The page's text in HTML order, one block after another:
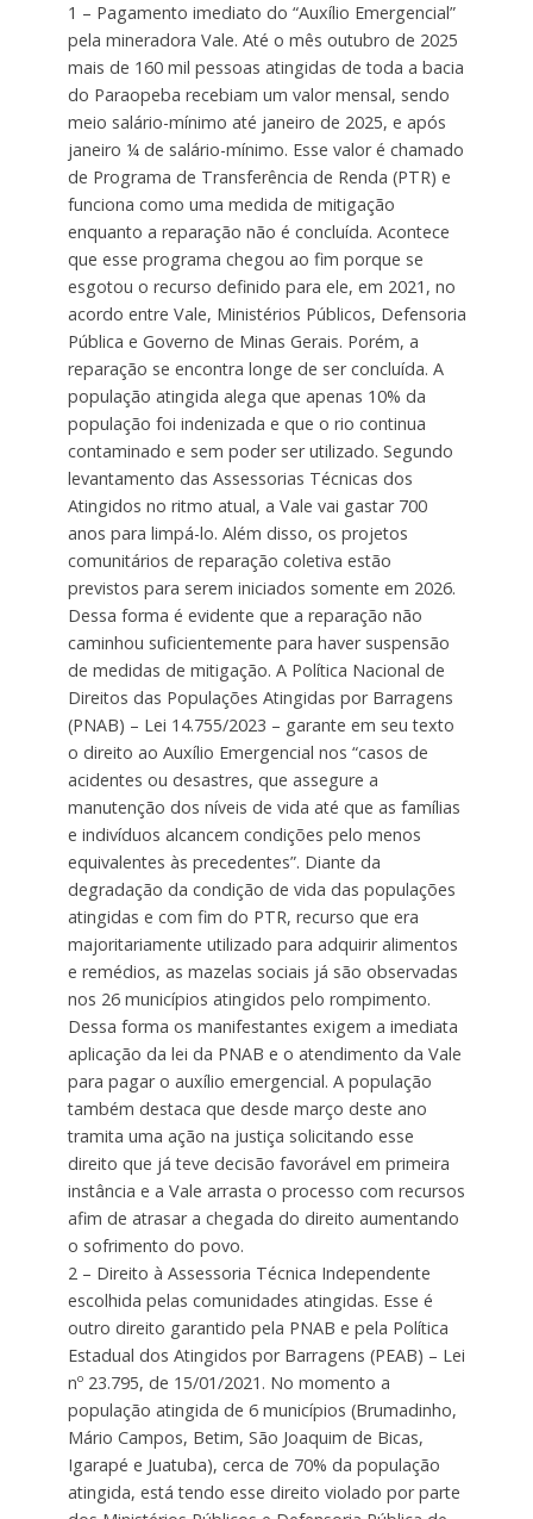
1 – Pagamento imediato do “Auxílio Emergencial”
pela mineradora Vale. Até o mês outubro de 2025
mais de 160 mil pessoas atingidas de toda a bacia
do Paraopeba recebiam um valor mensal, sendo
meio salário-mínimo até janeiro de 2025, e após
janeiro ¼ de salário-mínimo. Esse valor é chamado
de Programa de Transferência de Renda (PTR) e
funciona como uma medida de mitigação
enquanto a reparação não é concluída. Acontece
que esse programa chegou ao fim porque se
esgotou o recurso definido para ele, em 2021, no
acordo entre Vale, Ministérios Públicos, Defensoria
Pública e Governo de Minas Gerais. Porém, a
reparação se encontra longe de ser concluída. A
população atingida alega que apenas 10% da
população foi indenizada e que o rio continua
contaminado e sem poder ser utilizado. Segundo
levantamento das Assessorias Técnicas dos
Atingidos no ritmo atual, a Vale vai gastar 700
anos para limpá-lo. Além disso, os projetos
comunitários de reparação coletiva estão
previstos para serem iniciados somente em 2026.
Dessa forma é evidente que a reparação não
caminhou suficientemente para haver suspensão
de medidas de mitigação. A Política Nacional de
Direitos das Populações Atingidas por Barragens
(PNAB) – Lei 14.755/2023 – garante em seu texto
o direito ao Auxílio Emergencial nos “casos de
acidentes ou desastres, que assegure a
manutenção dos níveis de vida até que as famílias
e indivíduos alcancem condições pelo menos
equivalentes às precedentes”. Diante da
degradação da condição de vida das populações
atingidas e com fim do PTR, recurso que era
majoritariamente utilizado para adquirir alimentos
e remédios, as mazelas sociais já são observadas
nos 26 municípios atingidos pelo rompimento.
Dessa forma os manifestantes exigem a imediata
aplicação da lei da PNAB e o atendimento da Vale
para pagar o auxílio emergencial. A população
também destaca que desde março deste ano
tramita uma ação na justiça solicitando esse
direito que já teve decisão favorável em primeira
instância e a Vale arrasta o processo com recursos
afim de atrasar a chegada do direito aumentando
o sofrimento do povo.
2 – Direito à Assessoria Técnica Independente
escolhida pelas comunidades atingidas. Esse é
outro direito garantido pela PNAB e pela Política
Estadual dos Atingidos por Barragens (PEAB) – Lei
nº 23.795, de 15/01/2021. No momento a
população atingida de 6 municípios (Brumadinho,
Mário Campos, Betim, São Joaquim de Bicas,
Igarapé e Juatuba), cerca de 70% da população
atingida, está tendo esse direito violado por parte